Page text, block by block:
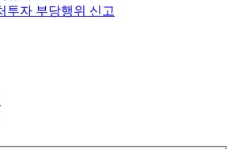
투자 부당행위 신고